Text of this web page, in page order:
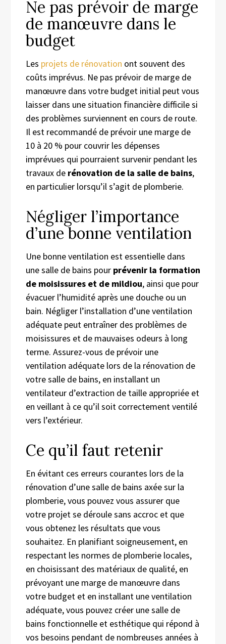
Ne pas prévoir de marge
de manœuvre dans le
budget
Les projets de rénovation ont souvent des
coûts imprévus. Ne pas prévoir de marge de
manœuvre dans votre budget initial peut vous
laisser dans une situation financière difficile si
des problèmes surviennent en cours de route.
Il est recommandé de prévoir une marge de
10 à 20 % pour couvrir les dépenses
imprévues qui pourraient survenir pendant les
travaux de rénovation de la salle de bains,
en particulier lorsqu’il s’agit de plomberie.
Négliger l’importance
d’une bonne ventilation
Une bonne ventilation est essentielle dans
une salle de bains pour prévenir la formation
de moisissures et de mildiou, ainsi que pour
évacuer l’humidité après une douche ou un
bain. Négliger l’installation d’une ventilation
adéquate peut entraîner des problèmes de
moisissures et de mauvaises odeurs à long
terme. Assurez-vous de prévoir une
ventilation adéquate lors de la rénovation de
votre salle de bains, en installant un
ventilateur d’extraction de taille appropriée et
en veillant à ce qu’il soit correctement ventilé
vers l’extérieur.
Ce qu’il faut retenir
En évitant ces erreurs courantes lors de la
rénovation d’une salle de bains axée sur la
plomberie, vous pouvez vous assurer que
votre projet se déroule sans accroc et que
vous obtenez les résultats que vous
souhaitez. En planifiant soigneusement, en
respectant les normes de plomberie locales,
en choisissant des matériaux de qualité, en
prévoyant une marge de manœuvre dans
votre budget et en installant une ventilation
adéquate, vous pouvez créer une salle de
bains fonctionnelle et esthétique qui répond à
vos besoins pendant de nombreuses années à